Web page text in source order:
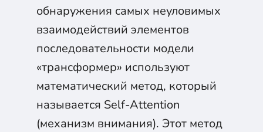
обнаружения самых неуловимых
взаимодействий элементов
последовательности модели
«трансформер» используют
математический метод, который
называется Self-Attention
(механизм внимания). Этот метод